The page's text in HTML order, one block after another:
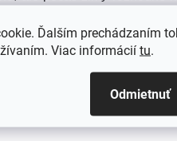
Ďalším prechádzaním
Viac informácií tu.
Odmietnuť
nečistoty, čím uľahčuje
schne, preto je veľmi